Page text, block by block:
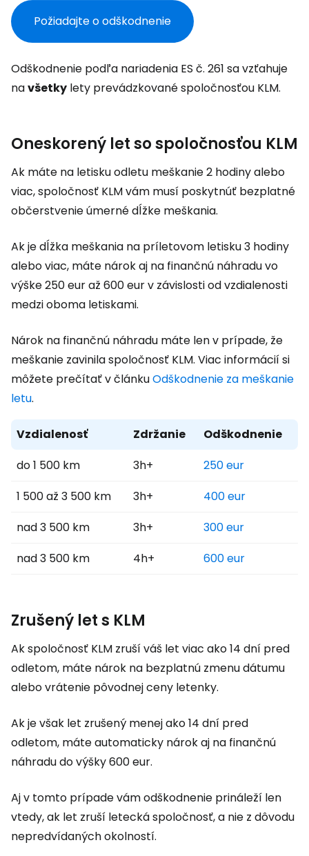
Požiadajte o odškodnenie
Odškodnenie podľa nariadenia ES č. 261 sa vzťahuje
navšetky lety prevádzkované spoločnosťou KLM.
Oneskorený let so spoločnosťou KLM
Ak máte na letisku odletu meškanie 2 hodiny alebo
viac, spoločnosť KLM vám musí poskytnúť bezplatné
občerstvenie úmerné dĺžke meškania.
Ak je dĺžka meškania na príletovom letisku 3 hodiny
alebo viac, máte nárok aj na finančnú náhradu vo
výške 250 eur až 600 eur v závislosti od vzdialenosti
medzi oboma letiskami.
Nárok na finančnú náhradu máte len v prípade, že
meškanie zavinila spoločnosť KLM. Viac informácií si
môžete prečítať v článkuOdškodnenie za meškanie
letu.
Vzdialenosť Zdržanie
Odškodnenie
do 1 500 km
3h+
250 eur
1 500 až 3 500 km
3h+
400 eur
nad 3 500 km
3h+
300 eur
nad 3 500 km
4h+ 600 eur
Zrušený let s KLM
Ak spoločnosť KLM zruší váš let viac ako 14 dní pred
odletom, máte nárok na bezplatnú zmenu dátumu
alebo vrátenie pôvodnej ceny letenky.
Ak je však let zrušený menej ako 14 dní pred
odletom, máte automaticky nárok aj na finančnú
náhradu do výšky 600 eur.
Aj v tomto prípade vám odškodnenie prináleží len
vtedy, ak let zruší letecká spoločnosť, a nie z dôvodu
nepredvídaných okolností.